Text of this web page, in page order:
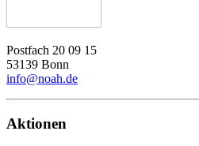
Postfach 20 09 15
53139 Bonn
info@noah.de
Aktionen